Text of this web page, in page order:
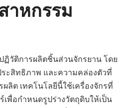
าหกรรม
ฏิวัติการผลิตชิ้นส่วนจักรยาน โดย
ะสิทธิภาพ และความคล่องตัวที่
ลิต เทคโนโลยีนี้ใช้เครื่องจักรที่
พื่อกำหนดรูปร่างวัตถุดิบให้เป็น